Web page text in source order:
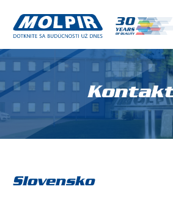
Slovensko